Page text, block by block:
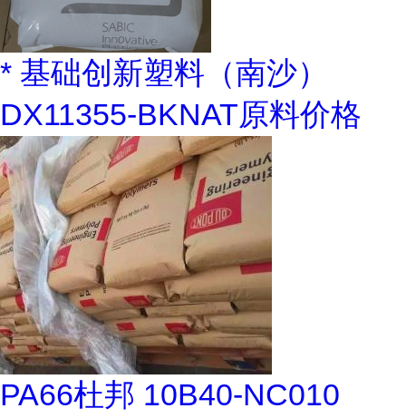
* 基础创新塑料（南沙）
DX11355-BKNAT原料价格
PA66杜邦 10B40-NC010